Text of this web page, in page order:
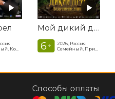
Мой дикий друг. Возвращение домой
6 +
2026, Россия
Способы оплаты